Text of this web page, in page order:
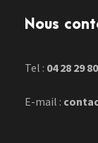
Nous
Tel : 04 28 29
E-mail :